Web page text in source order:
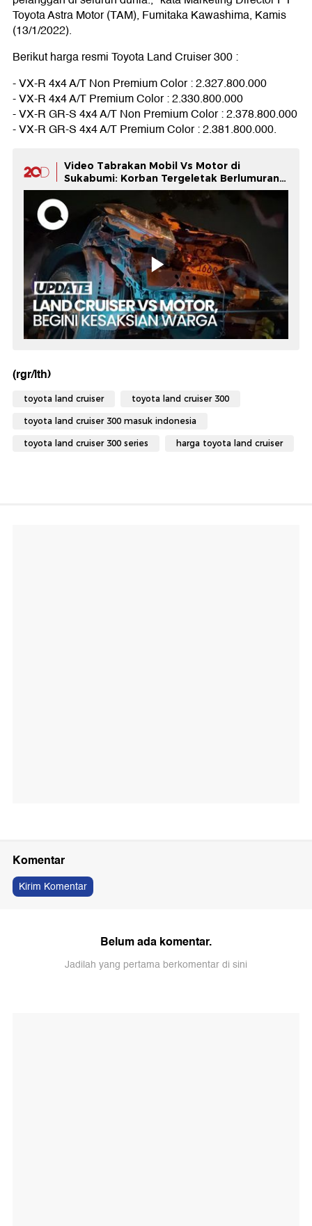
Toyota Astra Motor (TAM), Fumitaka Kawashima, Kamis
(13/1/2022).
Berikut harga resmi Toyota Land Cruiser 300 :
- VX-R 4x4 A/T Non Premium Color : 2.327.800.000
- VX-R 4x4 A/T Premium Color : 2.330.800.000
- VX-R GR-S 4x4 A/T Non Premium Color : 2.378.800.000
- VX-R GR-S 4x4 A/T Premium Color : 2.381.800.000.
Video Tabrakan Mobil Vs Motor di
Sukabumi: Korban Tergeletak Berlumuran
Darah
(rgr/lth)
toyota land cruiser toyota land cruiser 300
toyota land cruiser 300 masuk indonesia
toyota land cruiser 300 series harga toyota land cruiser
Komentar
Kirim Komentar
Belum ada komentar.
Jadilah yang pertama berkomentar di sini